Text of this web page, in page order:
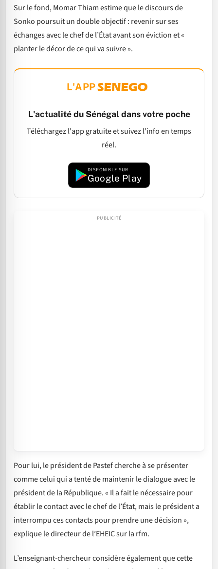
Sur le fond, Momar Thiam estime que le discours de
Sonko poursuit un double objectif : revenir sur ses
échanges avec le chef de l’État avant son éviction et «
planter le décor de ce qui va suivre ».
L'APP
L'actualité du Sénégal dans votre poche
Téléchargez l'app gratuite et suivez l'info en temps
réel.
DISPONIBLE SUR
Google Play
Pour lui, le président de Pastef cherche à se présenter
comme celui qui a tenté de maintenir le dialogue avec le
président de la République. « Il a fait le nécessaire pour
établir le contact avec le chef de l’État, mais le président a
interrompu ces contacts pour prendre une décision »,
explique le directeur de l’EHEIC sur la rfm.
L’enseignant-chercheur considère également que cette